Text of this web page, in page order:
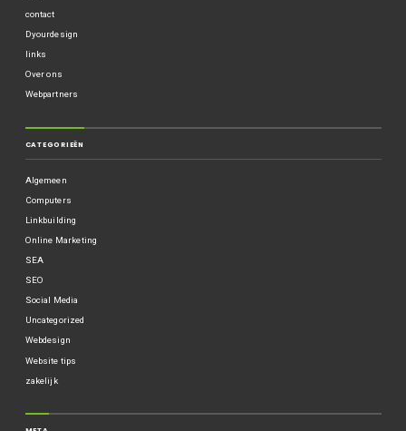
contact
Dyourdesign
links
Over ons
Webpartners
CATEGORIEËN
Algemeen
Computers
Linkbuilding
Online Marketing
SEA
SEO
Social Media
Uncategorized
Webdesign
Website tips
zakelijk